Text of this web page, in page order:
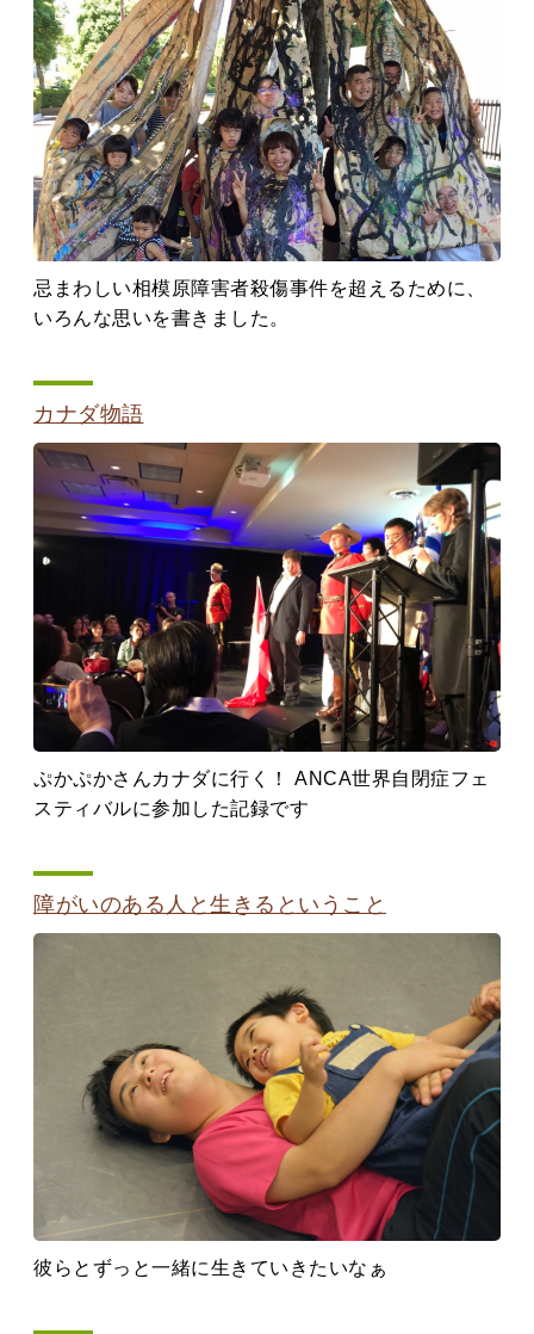
忌まわしい相模原障害者殺傷事件を超えるために、
いろんな思いを書きました。
カナダ物語
ぷかぷかさんカナダに行く！ ANCA世界自閉症フェ
スティバルに参加した記録です
障がいのある人と生きるということ
彼らとずっと一緒に生きていきたいなぁ